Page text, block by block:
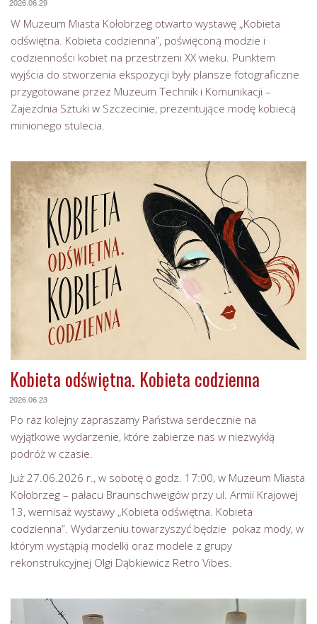
2026.06.29
W Muzeum Miasta Kołobrzeg otwarto wystawę „Kobieta
odświętna. Kobieta codzienna”, poświęconą modzie i
codzienności kobiet na przestrzeni XX wieku. Punktem
wyjścia do stworzenia ekspozycji były plansze fotograficzne
przygotowane przez Muzeum Technik i Komunikacji –
Zajezdnia Sztuki w Szczecinie, prezentujące modę kobiecą
minionego stulecia.
Kobieta odświętna. Kobieta codzienna
2026.06.23
Po raz kolejny zapraszamy Państwa serdecznie na
wyjątkowe wydarzenie, które zabierze nas w niezwykłą
podróż w czasie.
Już 27.06.2026 r., w sobotę o godz. 17:00, w Muzeum Miasta
Kołobrzeg – pałacu Braunschweigów przy ul. Armii Krajowej
13, wernisaż wystawy „Kobieta odświętna. Kobieta
codzienna”. Wydarzeniu towarzyszyć będzie pokaz mody, w
którym wystąpią modelki oraz modele z grupy
rekonstrukcyjnej Olgi Dąbkiewicz Retro Vibes.